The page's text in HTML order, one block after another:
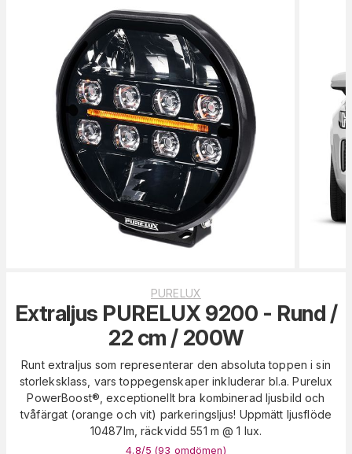
PURELUX
Extraljus PURELUX 9200 - Rund /
22 cm / 200W
Runt extraljus som representerar den absoluta toppen i sin
storleksklass, vars toppegenskaper inkluderar bl.a. Purelux
PowerBoost®, exceptionellt bra kombinerad ljusbild och
tvåfärgat (orange och vit) parkeringsljus! Uppmätt ljusflöde
10487lm, räckvidd 551 m @ 1 lux.
4.8/5 (93 omdömen)